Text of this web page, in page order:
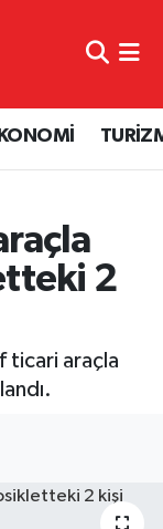
2
ticari araçla